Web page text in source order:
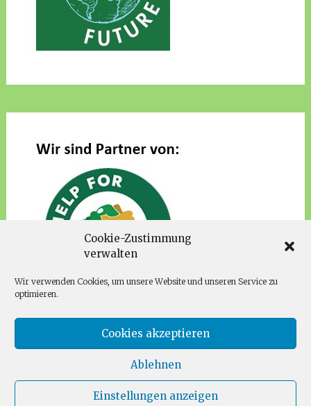
Cookie-Zustimmung
verwalten
Wir verwenden Cookies, um unsere Website und unseren Service zu
optimieren.
Cookies akzeptieren
Ablehnen
Einstellungen anzeigen
Copyright © 2026Families for Future Fürth. Alle Rechte
vorbehalten. Theme:Radiatevon ThemeGrill. Präsentiert von